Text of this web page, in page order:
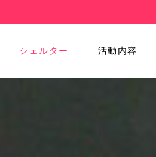
シェルター 活動内容